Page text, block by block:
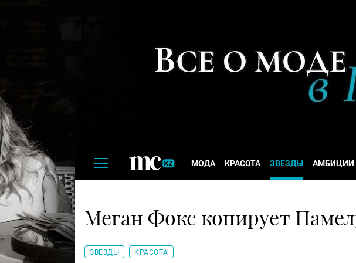
МОДА КРАСОТА ЗВЕЗДЫ АМБИЦИИ
Меган Фокс копирует
ЗВЕЗДЫ КРАСОТА